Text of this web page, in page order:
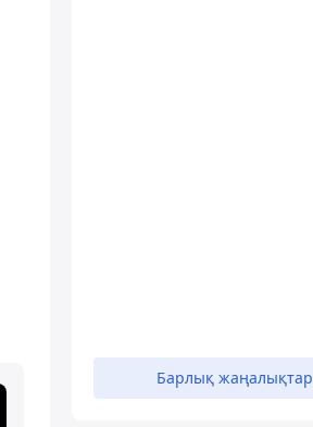
Барлық жаңалықтар